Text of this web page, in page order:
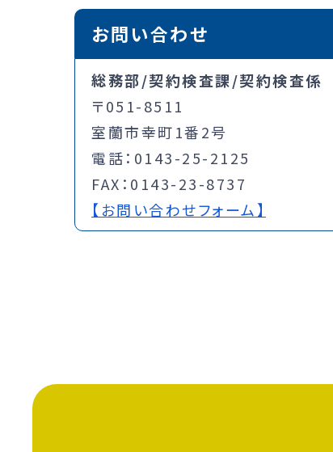
お問い合わせ
総務部/契約検査課/契約検査係
〒051-8511
室蘭市幸町1番2号
電話：0143-25-2125
FAX：0143-23-8737
【お問い合わせフォーム】